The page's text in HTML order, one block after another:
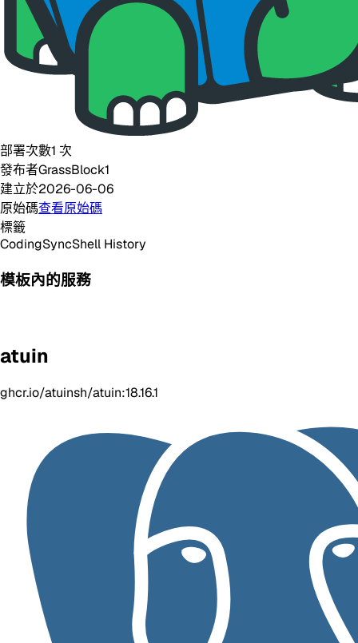
部署次數1 次
發布者GrassBlock1
建立於2026-06-06
原始碼查看原始碼
標籤
CodingSyncShell History
模板內的服務
atuin
ghcr.io/atuinsh/atuin:18.16.1